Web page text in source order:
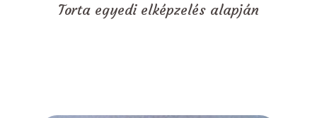
Torta egyedi elképzelés alapján